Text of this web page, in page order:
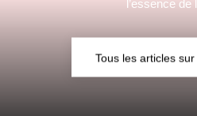
–
l’essence de
Tous les articles